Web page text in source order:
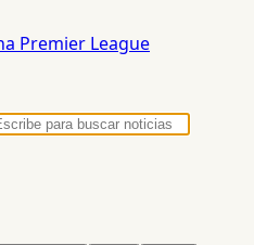
Premier League